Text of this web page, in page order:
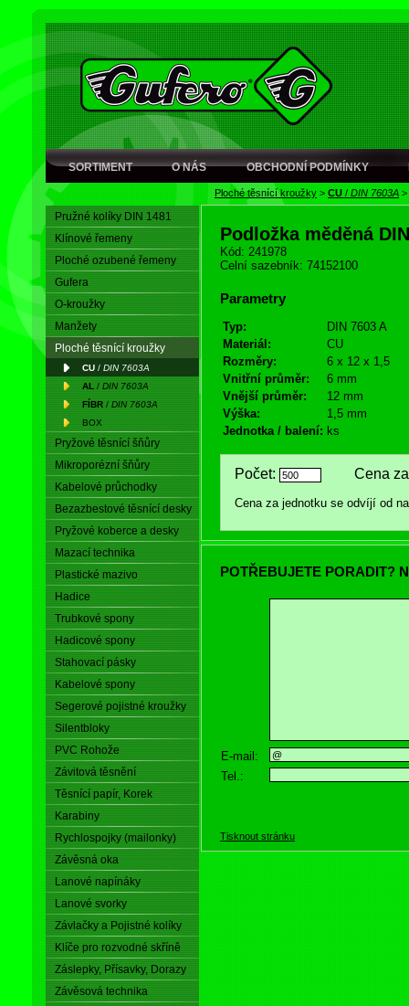
SORTIMENT O NÁS OBCHODNÍ PODMÍNKY
Ploché těsnící kroužky > CU / DIN 7603A >
Pružné kolíky DIN 1481
Klínové řemeny
Ploché ozubené řemeny
Gufera
O-kroužky
Manžety
Ploché těsnící kroužky
CU / DIN 7603A
AL / DIN 7603A
FÍBR / DIN 7603A
BOX
Pryžové těsnící šňůry
Mikroporézní šňůry
Kabelové průchodky
Bezazbestové těsnící desky
Pryžové koberce a desky
Mazací technika
Plastické mazivo
Hadice
Trubkové spony
Hadicové spony
Stahovací pásky
Kabelové spony
Segerové pojistné kroužky
Silentbloky
PVC Rohože
Závitová těsnění
Těsnící papír, Korek
Karabiny
Rychlospojky (mailonky)
Závěsná oka
Lanové napínáky
Lanové svorky
Závlačky a Pojistné kolíky
Klíče pro rozvodné skříně
Záslepky, Přísavky, Dorazy
Závěsová technika
Podložka měděná
Kód: 241978
Celní sazebník: 74152100
Parametry
Typ:
DIN 7603 A
Materiál:
CU
Rozměry:
6 x 12 x 1,5
Vnitřní průměr:
6 mm
Vnější průměr:
12 mm
Výška:
1,5 mm
Jednotka / balení: ks
Počet: Cena za
Cena za jednotku se odvíjí od
POTŘEBUJETE PORADIT?
E-mail:
Tel.:
Tisknout stránku